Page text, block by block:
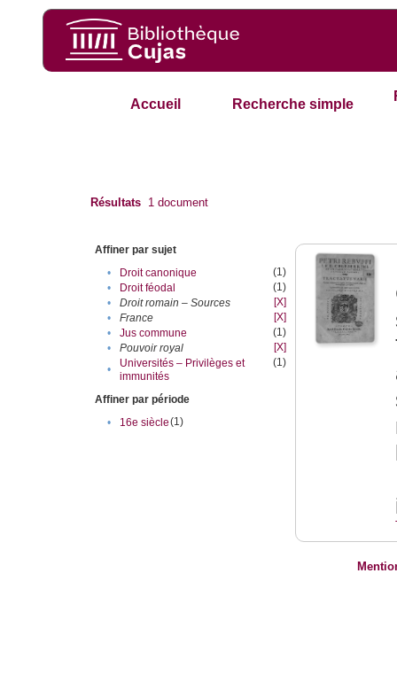
Accueil Recherche simple
Résultats 1 document
Affiner par sujet
•
Droit canonique
(1)
•
Droit féodal
(1)
•
Droit romain – Sources
[X]
•
France
[X]
•
Jus commune
(1)
•
Pouvoir royal
[X]
•
Universités – Privilèges et
immunités
(1)
Affiner par période
•
16e siècle(1)